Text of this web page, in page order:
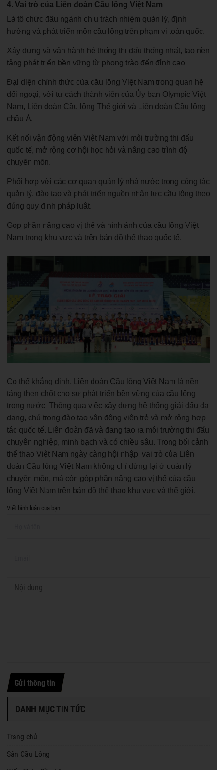
4. Vai trò của Liên đoàn Cầu lông Việt Nam
Là tổ chức đầu ngành chịu trách nhiệm quản lý, định
hướng và phát triển môn cầu lông trên phạm vi toàn quốc.
Xây dựng và vận hành hệ thống thi đấu thống nhất, tạo nền
tảng phát triển bền vững từ phong trào đến đỉnh cao.
Đại diện chính thức của cầu lông Việt Nam trong quan hệ
đối ngoại, với tư cách thành viên của Ủy ban Olympic Việt
Nam, Liên đoàn Cầu lông Thế giới và Liên đoàn Cầu lông
châu Á.
Kết nối vận động viên Việt Nam với môi trường thi đấu
quốc tế, mở rộng cơ hội học hỏi và nâng cao trình độ
chuyên môn.
Phối hợp với các cơ quan quản lý nhà nước trong công tác
quản lý, đào tạo và phát triển nguồn nhân lực cầu lông theo
đúng quy định pháp luật.
Góp phần nâng cao vị thế và hình ảnh của cầu lông Việt
Nam trong khu vực và trên bản đồ thể thao quốc tế.
Có thể khẳng định, Liên đoàn Cầu lông Việt Nam là nền
tảng then chốt cho sự phát triển bền vững của cầu lông
trong nước. Thông qua việc xây dựng hệ thống giải đấu đa
dạng, chú trọng đào tạo vận động viên trẻ và mở rộng hợp
tác quốc tế, Liên đoàn đã và đang tạo ra môi trường thi đấu
chuyên nghiệp, minh bạch và có chiều sâu. Trong bối cảnh
thể thao Việt Nam ngày càng hội nhập, vai trò của Liên
đoàn Cầu lông Việt Nam không chỉ dừng lại ở quản lý
chuyên môn, mà còn góp phần nâng cao vị thế của cầu
lông Việt Nam trên bản đồ thể thao khu vực và thế giới.
Viết bình luận của bạn
Gửi thông tin
DANH MỤC TIN TỨC
Trang chủ
Sân Cầu Lông